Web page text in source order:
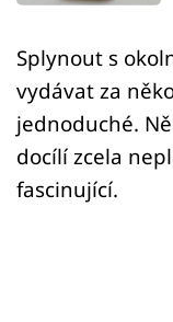
Splynout s
vydávat za
jednoduché.
docílí zcela
fascinující.